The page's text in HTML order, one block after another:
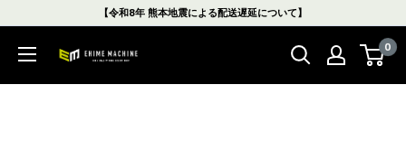
ン
【令和8年 熊本地震による配送遅延について】
エ
0